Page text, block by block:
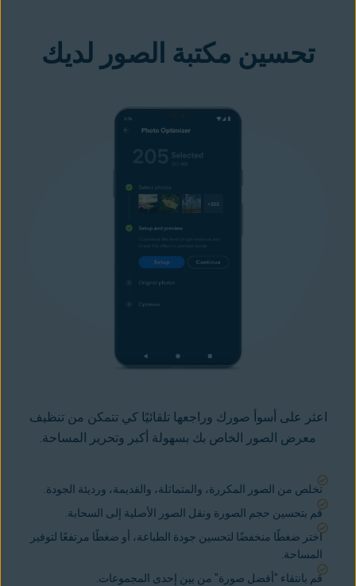
تحسين مكتبة الصور لديك
اعثر على أسوأ صورك وراجعها تلقائيًا كي تتمكن من تنظيف
معرض الصور الخاص بك بسهولة أكبر وتحرير المساحة.
تخلص من الصور المكررة، والمتماثلة، والقديمة، ورديئة الجودة.
قم بتحسين حجم الصورة ونقل الصور الأصلية إلى السحابة.
اختر ضغطًا منخفضًا لتحسين جودة الطباعة، أو ضغطًا مرتفعًا لتوفير
المساحة.
قم بانتقاء "أفضل صورة" من بين إحدى المجموعات.